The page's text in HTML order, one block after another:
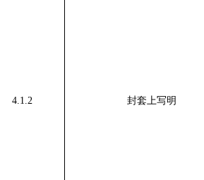
4.1.2 封套上写明